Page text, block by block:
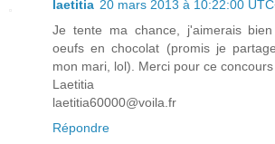
laetitia 20 mars 2013 à 10:22:00
Je tente ma chance, j'aimerais
oeufs en chocolat (promis je
mon mari, lol). Merci pour ce
Laetitia
laetitia60000@voila.fr
Répondre